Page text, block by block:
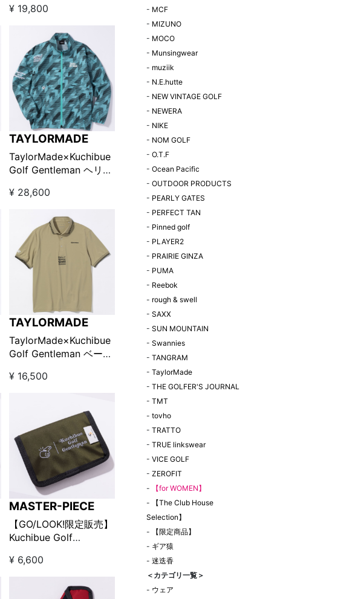
ーバッグ ブルー
¥ 19,800
TAYLORMADE
TaylorMade×Kuchibue
Golf Gentleman ヘリテ
ャケット グリーン×柄
¥ 28,600
TAYLORMADE
TaylorMade×Kuchibue
Golf Gentleman ベーシ
ジュ【GO/LOOK!限定販
¥ 16,500
MASTER-PIECE
【GO/LOOK!限定販売】
Kuchibue Golf
piece ポケットインポー
チSサイズ / オリーブ
¥ 6,600
- MCF
- MIZUNO
- MOCO
- Munsingwear
- muziik
- N.E.hutte
- NEW VINTAGE GOLF
- NEWERA
- NIKE
- NOM GOLF
- O.T.F
- Ocean Pacific
- OUTDOOR PRODUCTS
- PEARLY GATES
- PERFECT TAN
- Pinned golf
- PLAYER2
- PRAIRIE GINZA
- PUMA
- Reebok
- rough & swell
- SAXX
- SUN MOUNTAIN
- Swannies
- TANGRAM
- TaylorMade
- THE GOLFER'S JOURNAL
- TMT
- tovho
- TRATTO
- TRUE linkswear
- VICE GOLF
- ZEROFIT
-
【for WOMEN】
-
【The Club House
Selection】
-
【限定商品】
- ギア猿
- 迷迭香
＜カテゴリ一覧＞
- ウェア